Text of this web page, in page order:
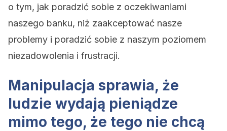
o tym, jak poradzić sobie z oczekiwaniami
naszego banku, niż zaakceptować nasze
problemy i poradzić sobie z naszym poziomem
niezadowolenia i frustracji.
Manipulacja sprawia, że
ludzie wydają pieniądze
mimo tego, że tego nie chcą